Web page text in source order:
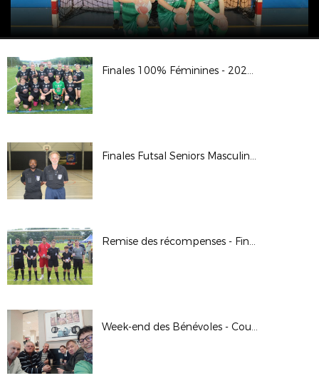
Finales 100% Féminines - 2022/2023
Finales Futsal Seniors Masculin - 2022/2023
Remise des récompenses - Finale Jour de Foot U11 - 2022/2023
Week-end des Bénévoles - Coupe de France - 2022/2023